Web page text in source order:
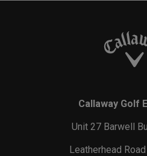
Callaway Golf
Unit 27 Barwell
Leatherhead